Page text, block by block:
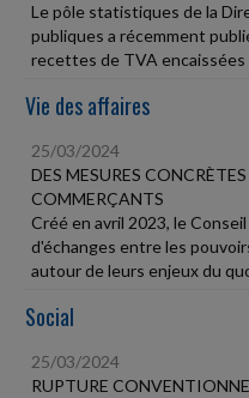
Le pôle statistiques de la
publiques a récemment
recettes de TVA encaissées
Vie des affaires
25/03/2024
DES MESURES
COMMERÇANTS
Créé en avril 2023, le
d'échanges entre les
autour de leurs enjeux du
Social
25/03/2024
RUPTURE